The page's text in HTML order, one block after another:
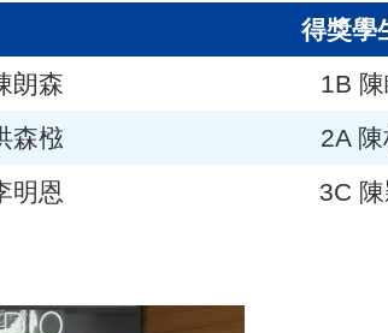
得獎學
朗森 1B
森㭹 2A
明恩 3C